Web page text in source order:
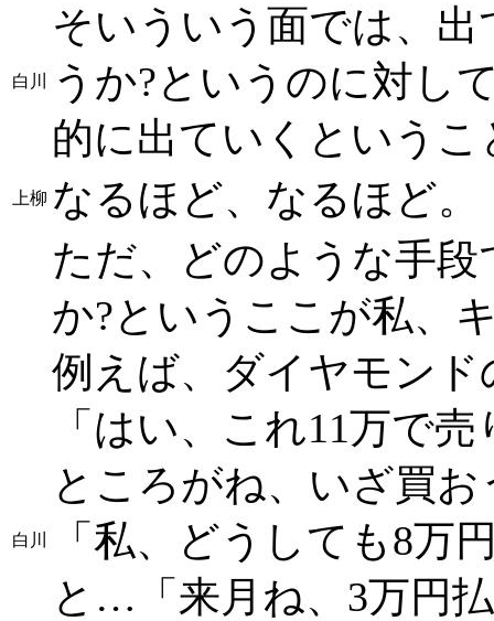
白川
そいういう面では、
うか?というのに対し
的に出ていくという
上柳 なるほど、なるほど。
白川
ただ、どのような手
か?というここが私、
例えば、ダイヤモン
「はい、これ11万で
ところがね、いざ買
「私、どうしても8万
と…「来月ね、3万円